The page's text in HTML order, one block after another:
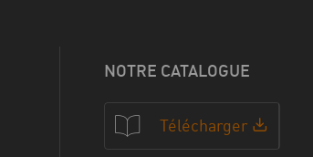
NOTRE CATALOGUE
Télécharger